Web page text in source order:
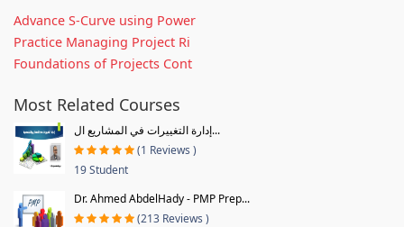
Advance S-Curve using Power
Practice Managing Project Ri
Foundations of Projects Cont
Most Related Courses
إدارة التغييرات في المشاريع ال...
(1 Reviews )
19 Student
Dr. Ahmed AbdelHady - PMP Prep...
(213 Reviews )